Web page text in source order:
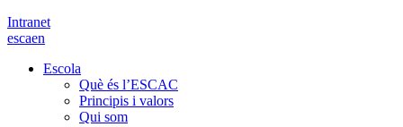
Intranet
escaen
Escola
Què és l’ESCAC
Principis i valors
Qui som